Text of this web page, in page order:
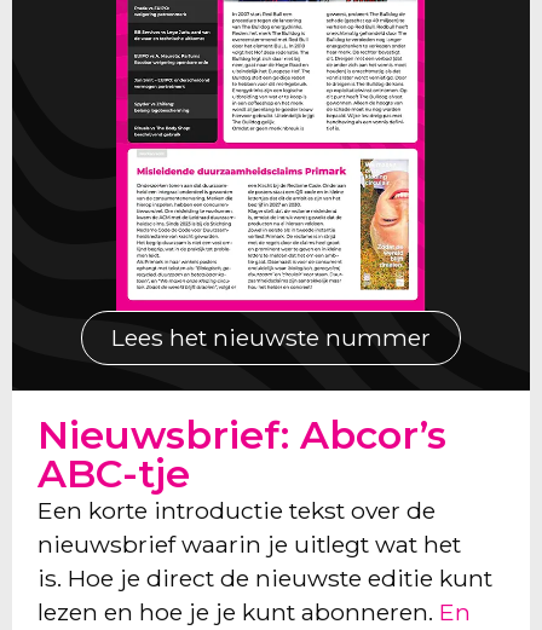
Lees het nieuwste nummer
Nieuwsbrief: Abcor’s
ABC-tje
Een korte introductie tekst over de
nieuwsbrief waarin je uitlegt wat het
is. Hoe je direct de nieuwste editie kunt
lezen en hoe je je kunt abonneren. En